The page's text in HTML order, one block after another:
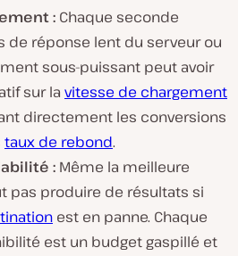
: Chaque seconde
de réponse lent du serveur ou
sous-puissant peut avoir
sur la vitesse de chargement
directement les conversions
taux de rebond.
: Même la meilleure
pas produire de résultats si
est en panne. Chaque
est un budget gaspillé et